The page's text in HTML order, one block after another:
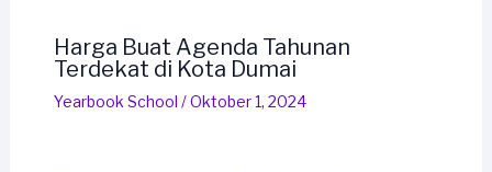
Harga Buat Agenda Tahunan
Terdekat di Kota Dumai
Yearbook School /Oktober 1, 2024